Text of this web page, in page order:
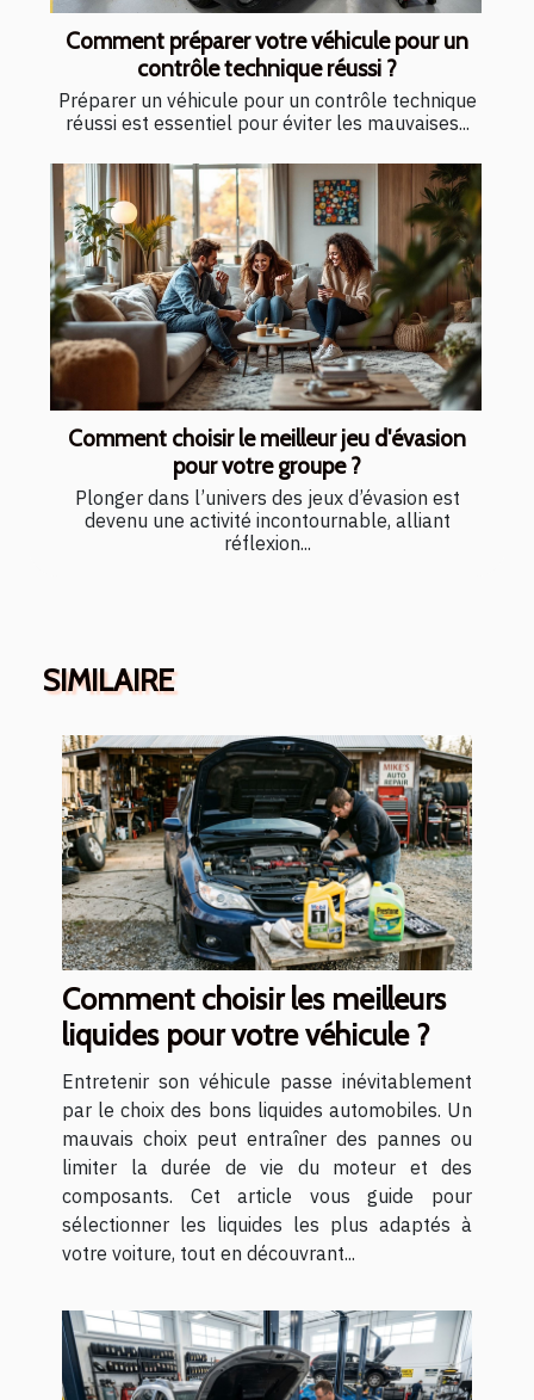
Comment préparer votre véhicule pour un
contrôle technique réussi ?
Préparer un véhicule pour un contrôle technique
réussi est essentiel pour éviter les mauvaises...
Comment choisir le meilleur jeu d'évasion
pour votre groupe ?
Plonger dans l’univers des jeux d’évasion est
devenu une activité incontournable, alliant
réflexion...
SIMILAIRE
Comment choisir les meilleurs
liquides pour votre véhicule ?
Entretenir son véhicule passe inévitablement
par le choix des bons liquides automobiles. Un
mauvais choix peut entraîner des pannes ou
limiter la durée de vie du moteur et des
composants. Cet article vous guide pour
sélectionner les liquides les plus adaptés à
votre voiture, tout en découvrant...